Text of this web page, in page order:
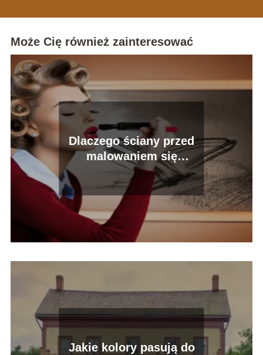
Może Cię również zainteresować
Dlaczego ściany przed
malowaniem się
gruntuje?
Jakie kolory pasują do